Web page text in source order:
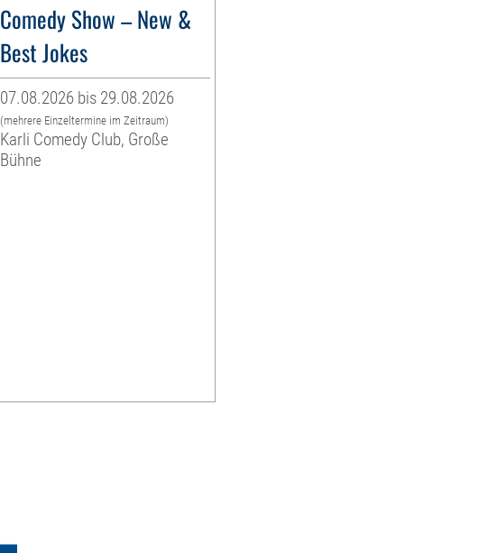
Comedy Show – New &
Best Jokes
07.08.2026 bis 29.08.2026
(mehrere Einzeltermine im Zeitraum)
Karli Comedy Club, Große
Bühne